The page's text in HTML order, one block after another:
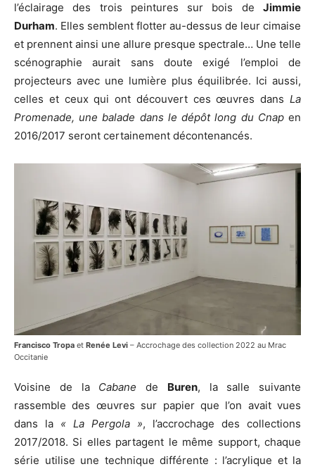
l’éclairage des trois peintures sur bois de Jimmie
Durham. Elles semblent flotter au-dessus de leur cimaise
et prennent ainsi une allure presque spectrale… Une telle
scénographie aurait sans doute exigé l’emploi de
projecteurs avec une lumière plus équilibrée. Ici aussi,
celles et ceux qui ont découvert ces œuvres dans La
Promenade, une balade dans le dépôt long du Cnapen
2016/2017 seront certainement décontenancés.
Francisco Tropa et Renée Levi – Accrochage des collection 2022 au Mrac
Occitanie
Voisine de la Cabane de Buren, la salle suivante
rassemble des œuvres sur papier que l’on avait vues
dans la « La Pergola », l’accrochage des collections
2017/2018. Si elles partagent le même support, chaque
série utilise une technique différente : l’acrylique et la